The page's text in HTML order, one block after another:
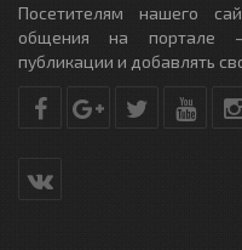
Посетителям нашего
общения на портале
публикации и добавлять